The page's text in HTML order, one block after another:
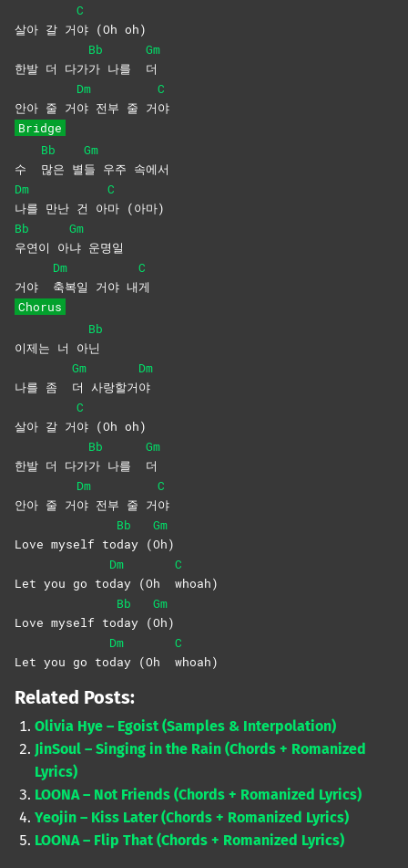
살아 갈 거
C
야 (Oh oh)
한발 더 다가
Bb
가 나를
Gm
더
안아 줄 거
Dm
야 전부 줄 거
C
야
Bridge
수
Bb
많은 별
Gm
들 우주 속에서
Dm
나를 만난 건 아
C
마 (아마)
Bb
우연이 아
Gm
냐 운명일
거야
Dm
축복일 거야 내
C
게
Chorus
이제는 너 아
Bb
닌
나를 좀
Gm
더 사랑할거
Dm
야
살아 갈 거
C
야 (Oh oh)
한발 더 다가
Bb
가 나를
Gm
더
안아 줄 거
Dm
야 전부 줄 거
C
야
Love myself to
Bb
day (
Gm
Oh)
Let you go to
Dm
day (Oh
C
whoah)
Love myself to
Bb
day (
Gm
Oh)
Let you go to
Dm
day (Oh
C
whoah)
Related Posts:
Olivia Hye – Egoist (Samples & Interpolation)
JinSoul – Singing in the Rain (Chords + Romanized
Lyrics)
LOONA – Not Friends (Chords + Romanized Lyrics)
Yeojin – Kiss Later (Chords + Romanized Lyrics)
LOONA – Flip That (Chords + Romanized Lyrics)